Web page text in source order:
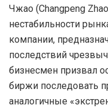
Чжао (Changpeng
нестабильности
компании,
последствий
бизнесмен призвал
биржи последовать
аналогичные